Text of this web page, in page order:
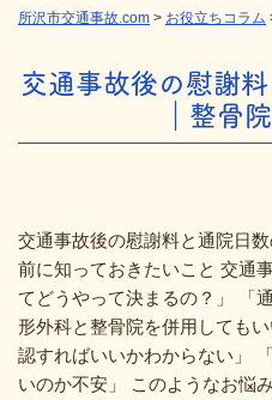
所沢市交通事故.com > お役立ちコラム
交通事故後の慰謝
｜整骨
交通事故後の慰謝料と通院日
前に知っておきたいこと 交通
てどうやって決まるの？」 「
形外科と整骨院を併用しても
認すればいいかわからない」
いのか不安」 このようなお悩